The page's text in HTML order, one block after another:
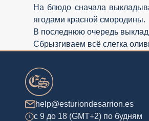
На блюдо сначала
ягодами красной смородины.
В последнюю очередь
Сбрызгиваем всё слегка
help@esturiondesarrion.es
с 9 до 18 (GMT+2) по будням